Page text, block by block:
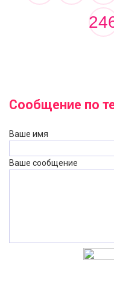
Сообщение по
Ваше имя
Ваше сообщение